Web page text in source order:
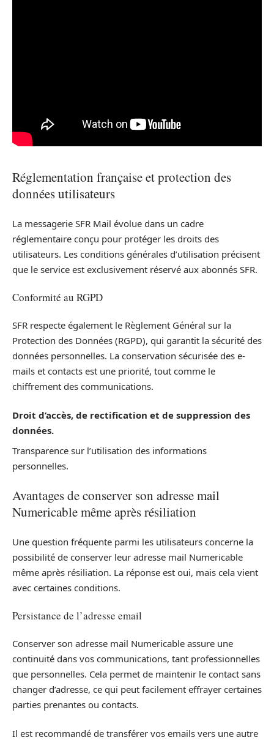
Réglementation française et protection des
données utilisateurs
La messagerie SFR Mail évolue dans un cadre
réglementaire conçu pour protéger les droits des
utilisateurs. Les conditions générales d’utilisation précisent
que le service est exclusivement réservé aux abonnés SFR.
Conformité au RGPD
SFR respecte également le Règlement Général sur la
Protection des Données (RGPD), qui garantit la sécurité des
données personnelles. La conservation sécurisée des e-
mails et contacts est une priorité, tout comme le
chiffrement des communications.
Droit d’accès, de rectification et de suppression des
données.
Transparence sur l’utilisation des informations
personnelles.
Avantages de conserver son adresse mail
Numericable même après résiliation
Une question fréquente parmi les utilisateurs concerne la
possibilité de conserver leur adresse mail Numericable
même après résiliation. La réponse est oui, mais cela vient
avec certaines conditions.
Persistance de l’adresse email
Conserver son adresse mail Numericable assure une
continuité dans vos communications, tant professionnelles
que personnelles. Cela permet de maintenir le contact sans
changer d’adresse, ce qui peut facilement effrayer certaines
parties prenantes ou contacts.
Il est recommandé de transférer vos emails vers une autre